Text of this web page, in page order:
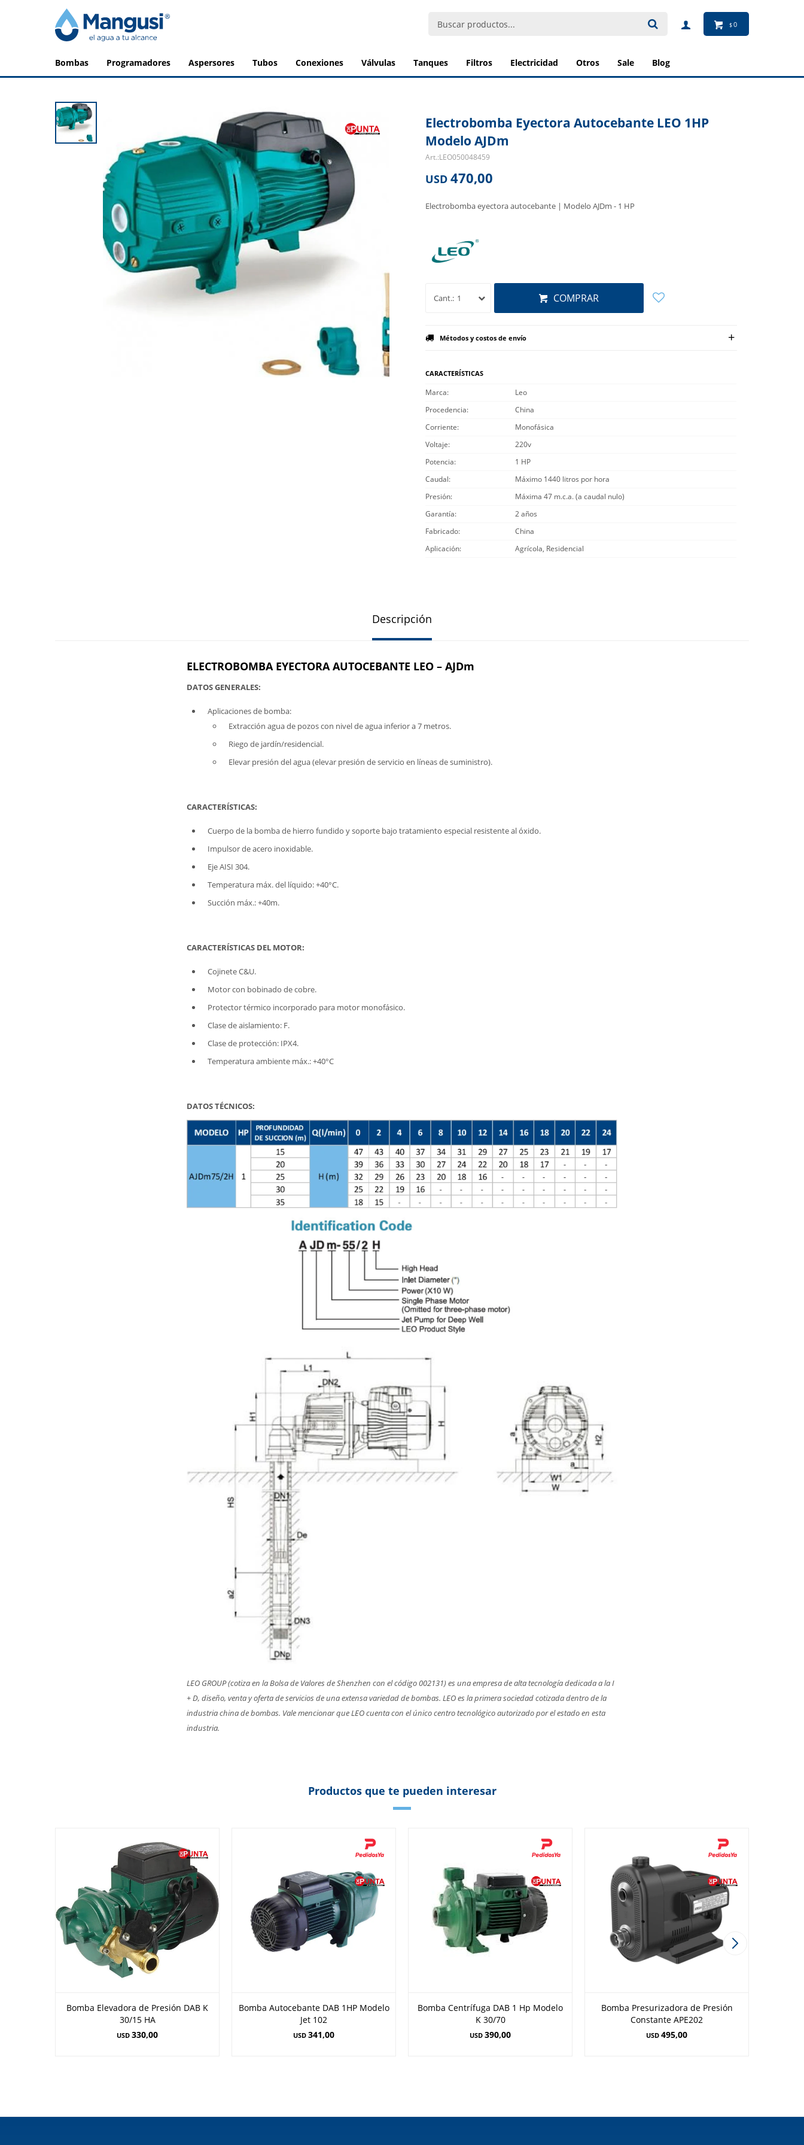
bombas programadores aspersores tubos conexiones válvulas tanques filtros electricidad otros sale blog
$0
Electrobomba Eyectora Autocebante LEO 1HP
Modelo AJDm
LEO050048459
USD 470,00
Electrobomba eyectora autocebante | Modelo AJDm - 1 HP
1 COMPRAR
Métodos y costos de envío
CARACTERÍSTICAS
Marca
Leo
Procedencia
China
Corriente
Monofásica
Voltaje
220v
Potencia
1 HP
Caudal
Máximo 1440 litros por hora
Presión
Máxima 47 m.c.a. (a caudal nulo)
Garantía
2 años
Fabricado
China
Aplicación
Agrícola, Residencial
Descripción
ELECTROBOMBA EYECTORA AUTOCEBANTE LEO – AJDm
DATOS GENERALES:
Aplicaciones de bomba:
Extracción agua de pozos con nivel de agua inferior a 7 metros.
Riego de jardín/residencial.
Elevar presión del agua (elevar presión de servicio en líneas de suministro).
CARACTERÍSTICAS:
Cuerpo de la bomba de hierro fundido y soporte bajo tratamiento especial resistente al óxido.
Impulsor de acero inoxidable.
Eje AISI 304.
Temperatura máx. del líquido: +40°C.
Succión máx.: +40m.
CARACTERÍSTICAS DEL MOTOR:
Cojinete C&U.
Motor con bobinado de cobre.
Protector térmico incorporado para motor monofásico.
Clase de aislamiento: F.
Clase de protección: IPX4.
Temperatura ambiente máx.: +40°C
DATOS TÉCNICOS:
LEO GROUP (cotiza en la Bolsa de Valores de Shenzhen con el código 002131) es una empresa de alta tecnología dedicada a la I
+ D, diseño, venta y oferta de servicios de una extensa variedad de bombas. LEO es la primera sociedad cotizada dentro de la
industria china de bombas. Vale mencionar que LEO cuenta con el único centro tecnológico autorizado por el estado en esta
industria.
Productos que te pueden interesar
Bomba Elevadora de Presión DAB K
30/15 HA
USD 330,00
Bomba Autocebante DAB 1HP Modelo
Jet 102
USD 341,00
Bomba Centrífuga DAB 1 Hp Modelo
K 30/70
USD 390,00
Bomba Presurizadora de Presión
Constante APE202
USD 495,00